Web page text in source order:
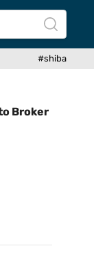
#shiba
Broker